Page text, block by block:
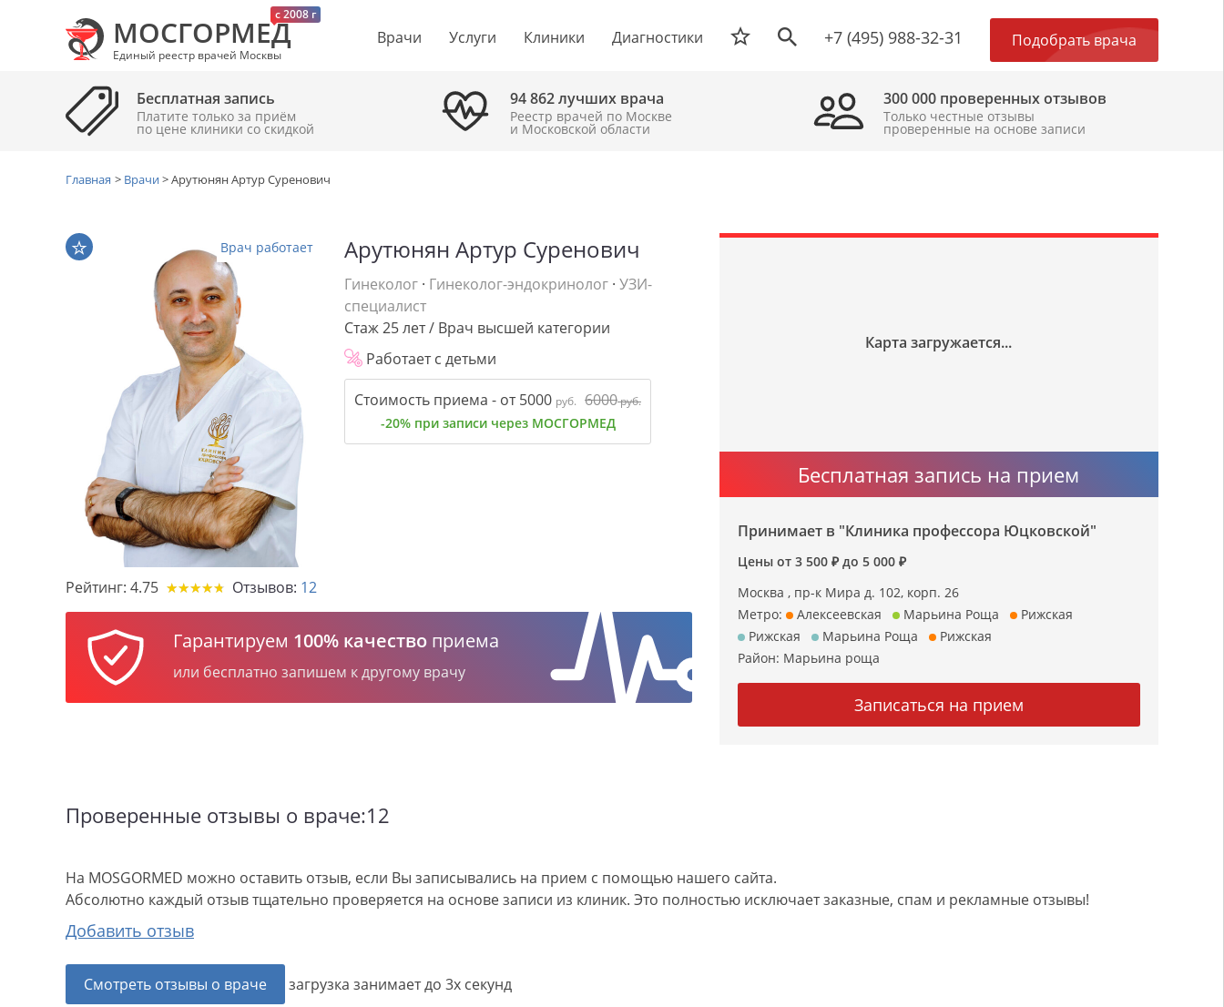
c 2008 г
МОСГОРМЕД
Единый реестр врачей Москвы
Врачи Услуги Клиники Диагностики +7 (495) 988-32-31 Подобрать врача
Бесплатная запись
Платите только за приём
по цене клиники cо скидкой
94 862 лучших врача
Реестр врачей по Москве
и Московской области
300 000 проверенных отзывов
Только честные отзывы
проверенные на основе записи
Главная > Врачи>Арутюнян Артур Суренович
Врач работает
Рейтинг: 4.75 ★★★★★
★★★★★ Отзывов: 12
Арутюнян Артур Суренович
Гинеколог · Гинеколог-эндокринолог · УЗИ-
специалист
Стаж 25 лет / Врач высшей категории
Работает с детьми
Стоимость приема - от 5000 руб. 6000руб.
-20% при записи через МОСГОРМЕД
Гарантируем 100% качествоприема
или бесплатно запишем к другому врачу
Бесплатная запись на прием
Принимает в "Клиника профессора Юцковской"
Цены от 3 500 ₽ до 5 000 ₽
Москва , пр-к Мира д. 102, корп. 26
Метро:
Алексеевская Марьина Роща
Рижская
Рижская
Марьина Роща
Рижская
Район: Марьина роща
Проверенные отзывы о враче:12
На MOSGORMED можно оставить отзыв, если Вы записывались на прием с помощью нашего сайта.
Абсолютно каждый отзыв тщательно проверяется на основе записи из клиник. Это полностью исключает заказные, спам и рекламные отзывы!
Добавить отзыв
Смотреть отзывы о враче загрузка занимает до 3х секунд